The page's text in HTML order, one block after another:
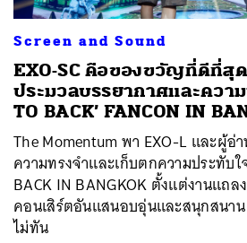
Screen and Sound
EXO-SC คือของขวัญที่ดีที่สุ
ประมวลบรรยากาศและความ
TO BACK’ FANCON IN
The Momentum พา EXO-L และผู้อ่
ความทรงจำและเก็บตกความประทับใ
BACK IN BANGKOK ตั้งแต่งานแถล
คอนเสิร์ตอันแสนอบอุ่นและสนุกสนาน
ไม่ทัน